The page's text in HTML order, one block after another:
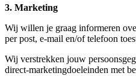
3. Marketing
Wij willen je graag informeren
per post, e‑mail en/of telefoon
Wij verstrekken jouw
direct‑marketingdoeleinden met